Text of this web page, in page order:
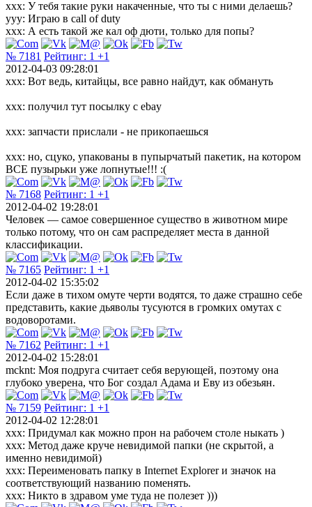
xxx: У тебя такие руки накаченные, что ты с ними делаешь?
yyy: Играю в call of duty
xxx: А есть такой же кал оф дюти, только для попы?
№ 7181 Рейтинг: 1 +1
2012-04-03 09:28:01
xxx: Вот ведь, китайцы, все равно найдут, как обмануть
xxx: получил тут посылку с ebay
xxx: запчасти прислали - не прикопаешься
xxx: но, сцуко, упакованы в пупырчатый пакетик, на котором
ВСЕ пузырьки уже лопнутые!!! :(
№ 7168 Рейтинг: 1 +1
2012-04-02 19:28:01
Человек — самое совершенное существо в животном мире
только потому, что он сам распределяет места в данной
классификации.
№ 7165 Рейтинг: 1 +1
2012-04-02 15:35:02
Если даже в тихом омуте черти водятся, то даже страшно себе
представить, какие дьяволы тусуются в громких омутах с
водоворотами.
№ 7162 Рейтинг: 1 +1
2012-04-02 15:28:01
mcknt: Моя подруга считает себя верующей, поэтому она
глубоко уверена, что Бог создал Адама и Еву из обезьян.
№ 7159 Рейтинг: 1 +1
2012-04-02 12:28:01
xxx: Придумал как можно прон на рабочем столе ныкать )
xxx: Метод даже круче невидимой папки (не скрытой, а
именно невидимой)
xxx: Переименовать папку в Internet Explorer и значок на
соответствующий названию поменять.
xxx: Никто в здравом уме туда не полезет )))